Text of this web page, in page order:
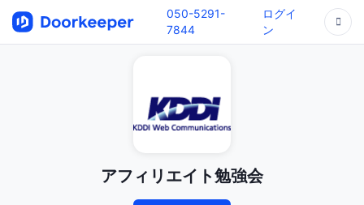
050-5291-
7844
ログイ
ン
アフィリエイト勉強会